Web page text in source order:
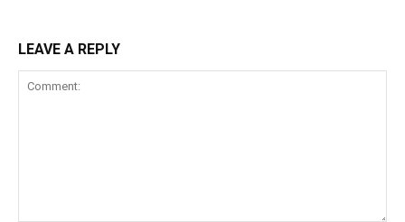
LEAVE A REPLY